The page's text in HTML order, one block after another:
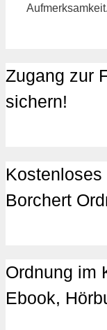
Zugang zur
sichern!
Kostenloses
Borchert
Ordnung im
Ebook,